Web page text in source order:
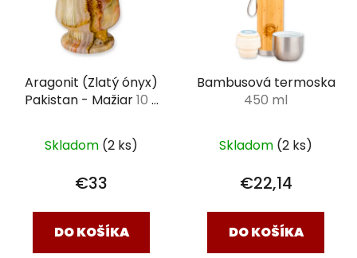
Aragonit (Zlatý ónyx)
Pakistan - Mažiar10 x
Skladom (2 ks)
€33
DO KOŠÍKA
Bambusová termoska
450 ml
Skladom (2 ks)
€22,14
DO KOŠÍKA